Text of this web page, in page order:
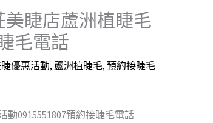
睫店蘆洲植睫毛
毛電話
優惠活動, 蘆洲植睫毛, 預約接睫毛
0915551807預約接睫毛電話